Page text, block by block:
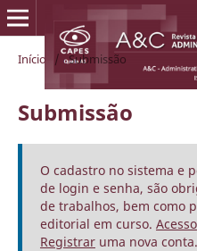
Início / Submissão
Submissão
O cadastro no sistema e
de login e senha, são
de trabalhos, bem como
editorial em curso. Acesso
Registraruma nova conta.